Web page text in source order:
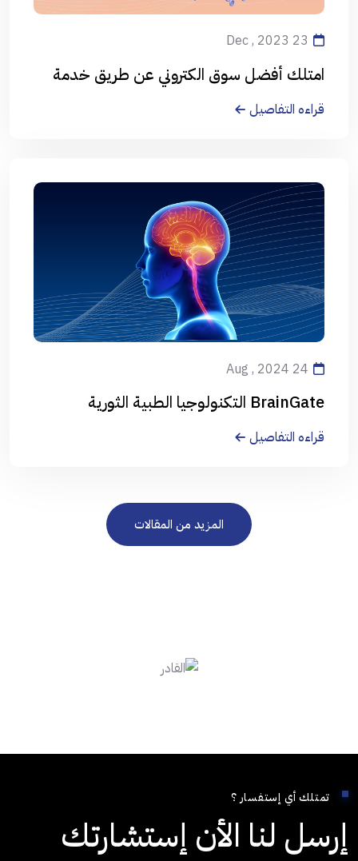
23 Dec , 2023
امتلك أفضل سوق الكتروني عن طريق خدمة
المتاجر الالكترونية من العالمية الحرة
قراءه التفاصيل
24 Aug , 2024
BrainGate التكنولوجيا الطبية الثورية
قراءه التفاصيل
المزيد من المقالات
تمتلك أي إستفسار ؟
إرسل لنا الأن إستشارتك